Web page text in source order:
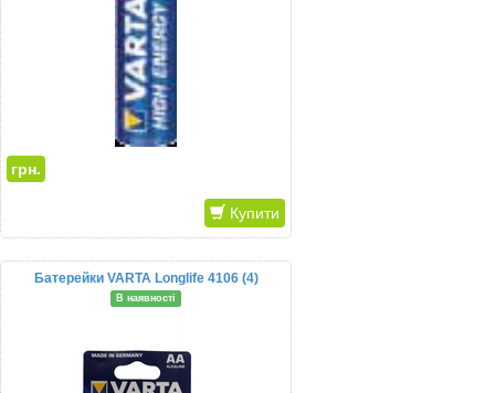
грн.
Купити
Батерейки VARTA Longlife 4106 (4)
В наявності